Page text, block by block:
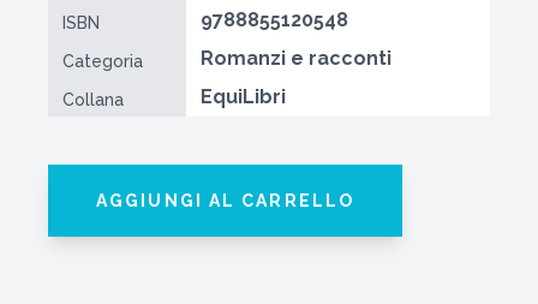
ISBN 9788855120548
Categoria Romanzi e racconti
Collana EquiLibri
AGGIUNGI AL CARRELLO